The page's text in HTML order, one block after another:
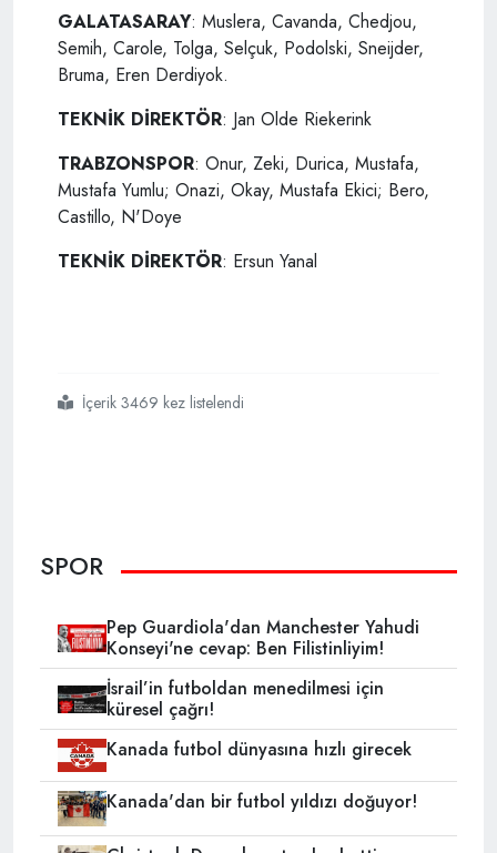
GALATASARAY: Muslera, Cavanda, Chedjou,
Semih, Carole, Tolga, Selçuk, Podolski, Sneijder,
Bruma, Eren Derdiyok.
TEKNİK DİREKTÖR: Jan Olde Riekerink
TRABZONSPOR: Onur, Zeki, Durica, Mustafa,
Mustafa Yumlu; Onazi, Okay, Mustafa Ekici; Bero,
Castillo, N'Doye
TEKNİK DİREKTÖR: Ersun Yanal
#galatasaray
# İçerik 3469 kez listelendi
SPOR
Pep Guardiola'dan Manchester Yahudi
Konseyi'ne cevap: Ben Filistinliyim!
İsrail’in futboldan menedilmesi için
küresel çağrı!
Kanada futbol dünyasına hızlı girecek
Kanada'dan bir futbol yıldızı doğuyor!